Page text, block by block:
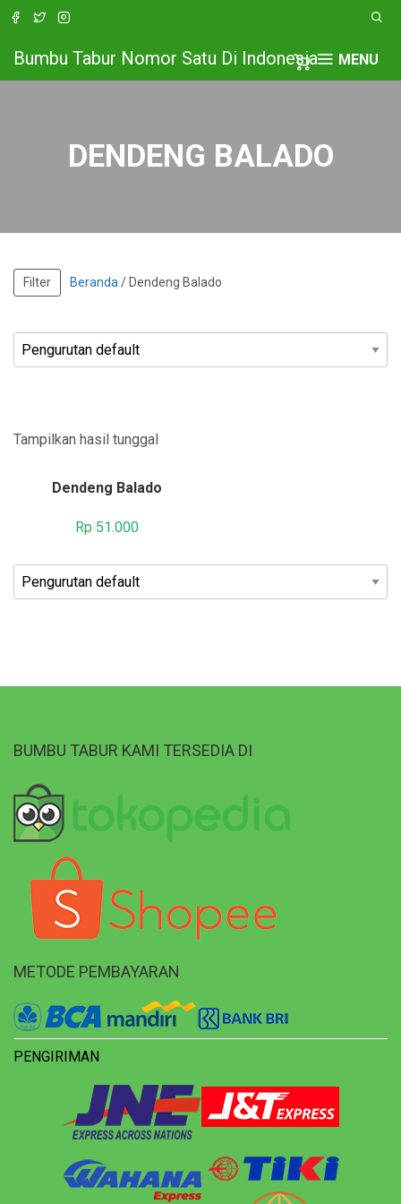
MENU
Bumbu Tabur Nomor Satu Di Indonesia
DENDENG BALADO
Filter Beranda / Dendeng Balado
Tampilkan hasil tunggal
Dendeng Balado
Rp 51.000
BUMBU TABUR KAMI TERSEDIA DI
METODE PEMBAYARAN
PENGIRIMAN